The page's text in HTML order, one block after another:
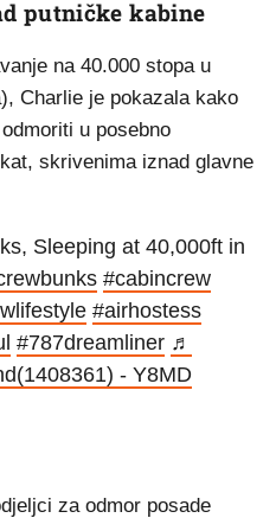
putničke kabine
na 40.000 stopa u
Charlie je pokazala kako
u posebno
skrivenima iznad glavne
Sleeping at 40,000ft in
#cabincrew
#airhostess
#787dreamliner ♬
- Y8MD
za odmor posade